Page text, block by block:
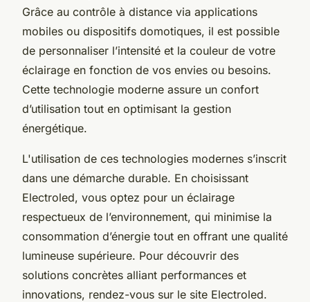
Grâce au contrôle à distance via applications
mobiles ou dispositifs domotiques, il est possible
de personnaliser l’intensité et la couleur de votre
éclairage en fonction de vos envies ou besoins.
Cette technologie moderne assure un confort
d’utilisation tout en optimisant la gestion
énergétique.
L'utilisation de ces technologies modernes s’inscrit
dans une démarche durable. En choisissant
Electroled, vous optez pour un éclairage
respectueux de l’environnement, qui minimise la
consommation d’énergie tout en offrant une qualité
lumineuse supérieure. Pour découvrir des
solutions concrètes alliant performances et
innovations, rendez-vous sur le site Electroled.